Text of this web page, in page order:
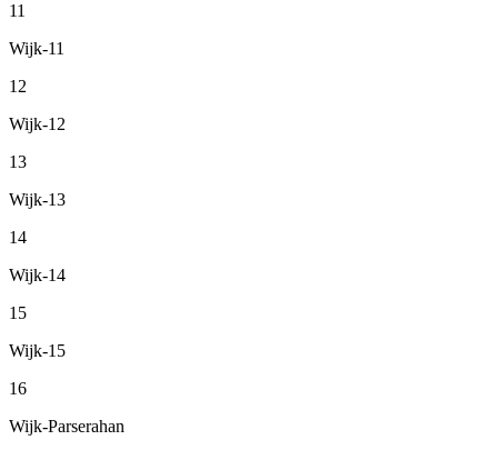
11
Wijk-11
12
Wijk-12
13
Wijk-13
14
Wijk-14
15
Wijk-15
16
Wijk-Parserahan